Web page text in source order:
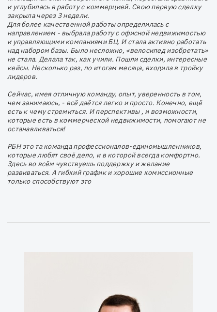
и углубилась в работу с коммерцией. Свою первую сделку
закрыла через 3 недели.
Для более качественной работы определилась с
направлением - выбрала работу с офисной недвижимостью
и управляющими компаниями БЦ. И стала активно работать
над набором базы. Было несложно, «велосипед изобретать»
не стала. Делала так, как учили. Пошли сделки, интересные
кейсы. Несколько раз, по итогам месяца, входила в тройку
лидеров. ⠀
Сейчас, имея отличную команду, опыт, уверенность в том,
чем занимаюсь, - всё даётся легко и просто. Конечно, ещё
есть к чему стремиться. И перспективы , и возможности,
которые есть в коммерческой недвижимости, помогают не
останавливаться! ⠀
РБН это та команда профессионалов-единомышленников,
которые любят своё дело, и в которой всегда комфортно.
Здесь во всём чувствуешь поддержку и желание
развиваться. А гибкий график и хорошие комиссионные
только способствуют это